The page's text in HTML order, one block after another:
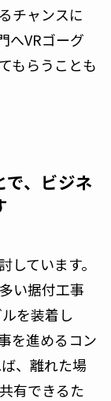
チャンスに
へVRゴーグ
もらうことも
、ビジネ
ています。
い据付工事
を装着し
を進めるコン
、離れた場
有できるた